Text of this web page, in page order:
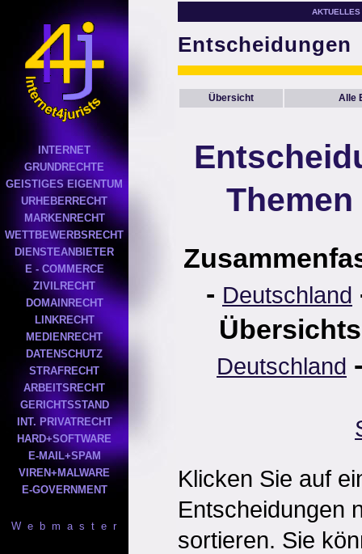
INTERNET
GRUNDRECHTE
GEISTIGES EIGENTUM
URHEBERRECHT
MARKENRECHT
WETTBEWERBSRECHT
DIENSTEANBIETER
E - COMMERCE
ZIVILRECHT
DOMAINRECHT
LINKRECHT
MEDIENRECHT
DATENSCHUTZ
STRAFRECHT
ARBEITSRECHT
GERICHTSSTAND
INT. PRIVATRECHT
HARD+SOFTWARE
E-MAIL+SPAM
VIREN+MALWARE
E-GOVERNMENT
W e b m a s t e r
AKTUELLES
Entscheidungen
Übersicht Alle
- Deutschland
Deutschland
Klicken Sie auf
Entscheidungen
sortieren. Sie